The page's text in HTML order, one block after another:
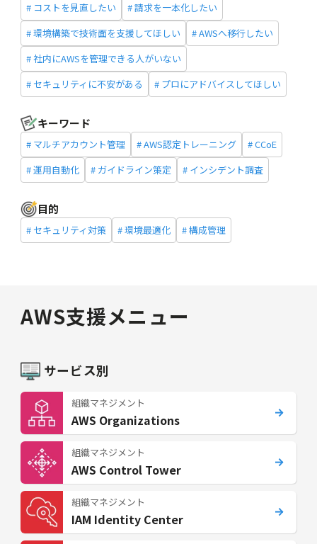
# コストを見直したい
# 請求を一本化したい
# 環境構築で技術面を支援してほしい
# AWSへ移行したい
# 社内にAWSを管理できる人がいない
# セキュリティに不安がある
# プロにアドバイスしてほしい
キーワード
# マルチアカウント管理 # AWS認定トレーニング
# CCoE
# 運用自動化
# ガイドライン策定 # インシデント調査
目的
# セキュリティ対策 # 環境最適化 # 構成管理
AWS支援メニュー
サービス別
組織マネジメント
AWS Organizations
組織マネジメント
AWS Control Tower
組織マネジメント
IAM Identity Center